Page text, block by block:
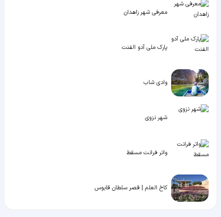
معرفی شهر زاهدان
پارک ملی آدو الفنت
وادی شاب
شهر نزوی
واتر فرانت مسقط
کاخ العلم | قصر سلطان قابوس